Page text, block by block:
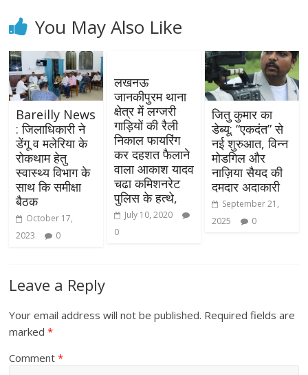
You May Also Like
Bareilly News
: जिलाधिकारी ने
डेंगू व मलेरिया के
रोकथाम हेतु
स्वास्थ्य विभाग के
साथ कि समीक्षा
बैठक
October 17,
2023
0
लखनऊ
जानकीपुरम थाना
क्षेत्र में लग्जरी
गाड़ियों की रैली
निकाल फायरिंग
कर दहशत फैलाने
वाला आकाश यादव
चढा कमिशनरेट
पुलिस के हत्थे,
July 10, 2020
0
जितु कुमार का
डेब्यू: “एकदंत” से
नई शुरुआत, विन्न
मोडगिल और
नाज़िया सैयद की
दमदार अदाकारी
September 21,
2025
0
Leave a Reply
Your email address will not be published. Required fields are
marked*
Comment*